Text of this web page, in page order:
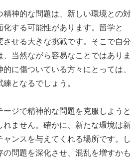
精神的な問題は、新しい環境との対
する可能性があります。留学と
させる大きな挑戦です。そこで自分
、当然ながら容易なことではありま
に傷ついている方々にとっては、
となるでしょう。
ージで精神的な問題を克服しようと
れません。確かに、新たな環境は新
ャンスを与えてくれる場所です。し
問題を深化させ、混乱を増すかも